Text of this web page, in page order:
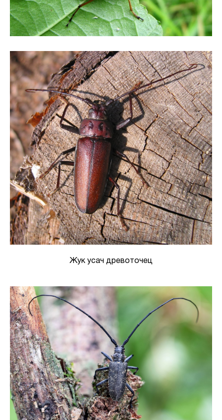
Жук усач древоточец